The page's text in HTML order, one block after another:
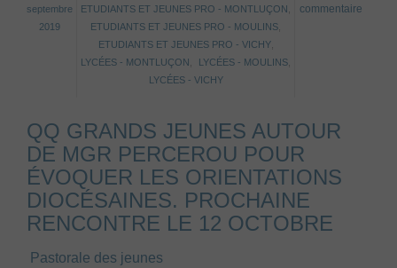
septembre
2019
ETUDIANTS ET JEUNES PRO - MONTLUÇON
ETUDIANTS ET JEUNES PRO - MOULINS
ETUDIANTS ET JEUNES PRO - VICHY,
LYCÉES - MONTLUÇON
LYCÉES - MOULINS
LYCÉES - VICHY
commentaire
QQ GRANDS JEUNES AUTOUR
DE MGR PERCEROU POUR
ÉVOQUER LES ORIENTATIONS
DIOCÉSAINES. PROCHAINE
RENCONTRE LE 12 OCTOBRE
Pastorale des jeunes